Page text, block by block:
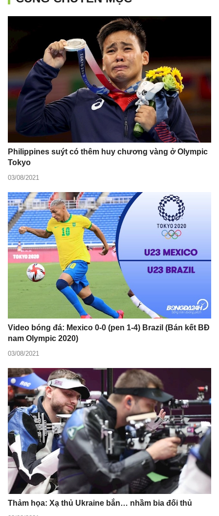
Philippines suýt có thêm huy chương vàng ở Olympic
Tokyo
03/08/2021
Video bóng đá: Mexico 0-0 (pen 1-4) Brazil (Bán kết BĐ
nam Olympic 2020)
03/08/2021
Thảm họa: Xạ thủ Ukraine bắn… nhầm bia đối thủ